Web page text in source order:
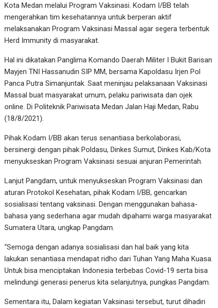
Kota Medan melalui Program Vaksinasi. Kodam I/BB telah
mengerahkan tim kesehatannya untuk berperan aktif
melaksanakan Program Vaksinasi Massal agar segera terbentuk
Herd Immunity di masyarakat.
Hal ini dikatakan Panglima Komando Daerah Militer I Bukit Barisan
Mayjen TNI Hassanudin SIP MM, bersama Kapoldasu Irjen Pol
Panca Putra Simanjuntak. Saat meninjau pelaksanaan Vaksinasi
Massal buat masyarakat umum, pelaku pariwisata dan ojek
online. Di Politeknik Pariwisata Medan Jalan Haji Medan, Rabu
(18/8/2021).
Pihak Kodam I/BB akan terus senantiasa berkolaborasi,
bersinergi dengan pihak Poldasu, Dinkes Sumut, Dinkes Kab/Kota
menyukseskan Program Vaksinasi sesuai anjuran Pemerintah.
Lanjut Pangdam, untuk menyukseskan Program Vaksinasi dan
aturan Protokol Kesehatan, pihak Kodam I/BB, gencarkan
sosialisasi tentang vaksinasi. Dengan menggunakan bahasa-
bahasa yang sederhana agar mudah dipahami warga masyarakat
Sumatera Utara, ungkap Pangdam.
“Semoga dengan adanya sosialisasi dan hal baik yang kita
lakukan senantiasa mendapat ridho dari Tuhan Yang Maha Kuasa.
Untuk bisa menciptakan Indonesia terbebas Covid-19 serta bisa
melindungi generasi penerus kita selanjutnya, pungkas Pangdam.
Sementara itu, Dalam kegiatan Vaksinasi tersebut, turut dihadiri